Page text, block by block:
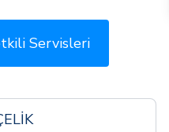
Servisleri